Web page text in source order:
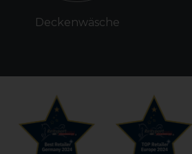
Deckenwäsche